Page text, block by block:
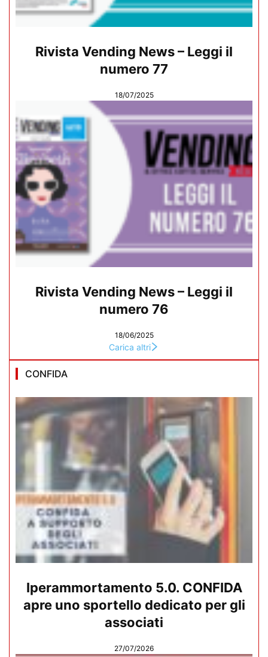
Rivista Vending News – Leggi il
numero 77
18/07/2025
Rivista Vending News – Leggi il
numero 76
18/06/2025
Carica altri
CONFIDA
Iperammortamento 5.0. CONFIDA
apre uno sportello dedicato per gli
associati
27/07/2026